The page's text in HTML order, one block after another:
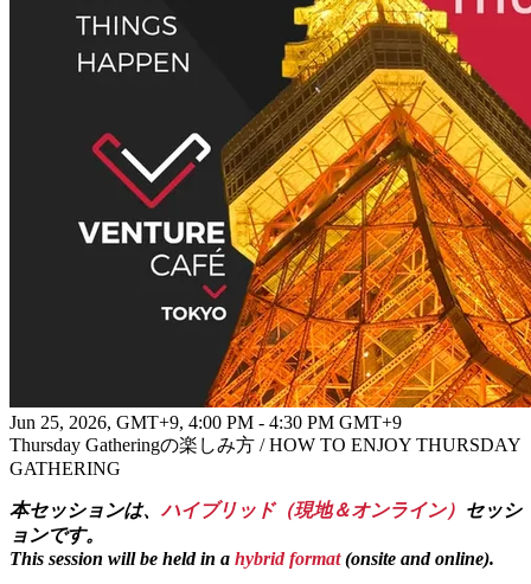
Click the“Register to Event” buttonto sign up!
■オンライン参加方法について
セッション一覧に表示される「Join Remotely」ボタン より
参加いただけます。
Thursday Gathering開始時間になりましたら、セッション枠の
下に「Join Remotely」ボタンが表示されます。
そのボタンをクリック後、オンライン参加いただけます。
オンライン参加には、参加登録が必要です。本ページの
「Register for Event」ボタンより参加登録をお願いいたしま
You can join the session by clickingthe “Join Remotely” button
shown in the session list below.
Once Thursday Gathering starts, the
Click the button to join the session online.
*Please note
that registration is required
to join the event online.
To register, click the “Register for Event” button on this page.
Jun 25, 2026, GMT+9, 4:00 PM - 4:30 PM GMT+9
Thursday Gatheringの楽しみ方 / HOW TO ENJOY THURSDAY
GATHERING
本セッションは、 ハイブリッド（現地＆オンライン） セッシ
ョンです。
This session will be held in a hybrid format(onsite and online).